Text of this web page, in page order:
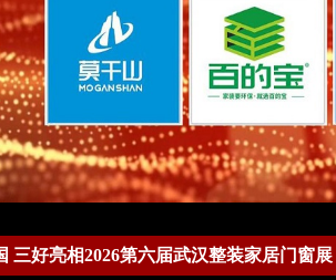
三好亮相2026第六届武汉整装家居门窗展